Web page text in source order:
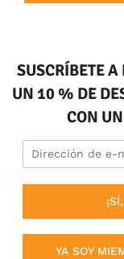
SUSCRÍBETE
UN 10 % DE
CON
YA SOY